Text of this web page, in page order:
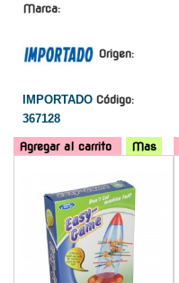
Marca:
Origen:
IMPORTADO Código:
367128
Agregar al carrito Mas